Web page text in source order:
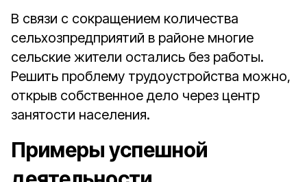
В связи с сокращением количества
сельхозпредприятий в районе многие
сельские жители остались без работы.
Решить проблему трудоустройства можно,
открыв собственное дело через центр
занятости населения.
Примеры успешной